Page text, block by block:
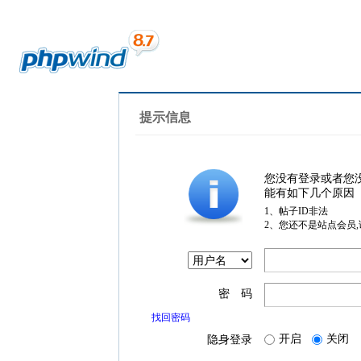
提示信息
您没有登录或者您
能有如下几个原因
1、帖子ID非法
2、您还不是站点会员
密 码
找回密码
隐身登录 开启 关闭